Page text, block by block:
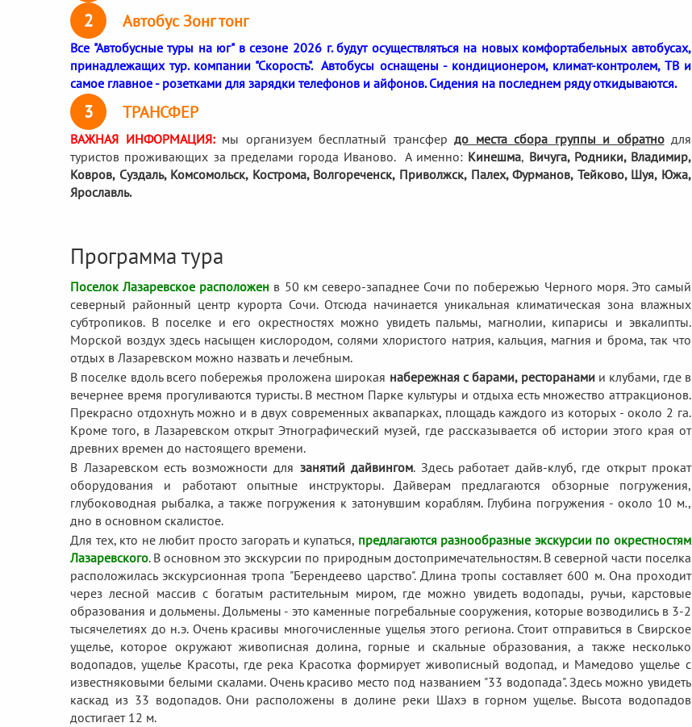
2 Автобус Зонг тонг
Все "Автобусные туры на юг" в сезоне 2026 г. будут осуществляться на новых комфортабельных автобусах,
принадлежащих тур. компании "Скорость". Автобусы оснащены - кондиционером, климат-контролем, ТВ и
самое главное - розетками для зарядки телефонов и айфонов. Сидения на последнем ряду откидываются.
3 ТРАНСФЕР
ВАЖНАЯ ИНФОРМАЦИЯ:мы организуем бесплатный трансфер до места сбора группы и обратнодля
туристов проживающих за пределами города Иваново. А именно: Кинешма, Вичуга, Родники, Владимир,
Ковров, Суздаль, Комсомольск, Кострома, Волгореченск, Приволжск, Палех, Фурманов, Тейково, Шуя, Южа,
Ярославль.
Программа тура
Поселок Лазаревское расположен в 50 км северо-западнее Сочи по побережью Черного моря. Это самый
северный районный центр курорта Сочи. Отсюда начинается уникальная климатическая зона влажных
субтропиков. В поселке и его окрестностях можно увидеть пальмы, магнолии, кипарисы и эвкалипты.
Морской воздух здесь насыщен кислородом, солями хлористого натрия, кальция, магния и брома, так что
отдых в Лазаревском можно назвать и лечебным.
В поселке вдоль всего побережья проложена широкая набережная с барами, ресторанамии клубами, где в
вечернее время прогуливаются туристы. В местном Парке культуры и отдыха есть множество аттракционов.
Прекрасно отдохнуть можно и в двух современных аквапарках, площадь каждого из которых - около 2 га.
Кроме того, в Лазаревском открыт Этнографический музей, где рассказывается об истории этого края от
древних времен до настоящего времени.
В Лазаревском есть возможности для занятий дайвингом. Здесь работает дайв-клуб, где открыт прокат
оборудования и работают опытные инструкторы. Дайверам предлагаются обзорные погружения,
глубоководная рыбалка, а также погружения к затонувшим кораблям. Глубина погружения - около 10 м.,
дно в основном скалистое.
Для тех, кто не любит просто загорать и купаться, предлагаются разнообразные экскурсии по окрестностям
Лазаревского. В основном это экскурсии по природным достопримечательностям. В северной части поселка
расположилась экскурсионная тропа "Берендеево царство". Длина тропы составляет 600 м. Она проходит
через лесной массив с богатым растительным миром, где можно увидеть водопады, ручьи, карстовые
образования и дольмены. Дольмены - это каменные погребальные сооружения, которые возводились в 3-2
тысячелетиях до н.э. Очень красивы многочисленные ущелья этого региона. Стоит отправиться в Свирское
ущелье, которое окружают живописная долина, горные и скальные образования, а также несколько
водопадов, ущелье Красоты, где река Красотка формирует живописный водопад, и Мамедово ущелье с
известняковыми белыми скалами. Очень красиво место под названием "33 водопада". Здесь можно увидеть
каскад из 33 водопадов. Они расположены в долине реки Шахэ в горном ущелье. Высота водопадов
достигает 12 м.